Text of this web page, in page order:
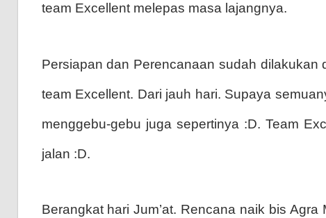
team Excellent melepas masa lajangnya.
Persiapan dan Perencanaan sudah
team Excellent. Dari jauh hari. Supaya
menggebu-gebu juga sepertinya :D. Team
jalan :D.
Berangkat hari Jum’at. Rencana naik bis